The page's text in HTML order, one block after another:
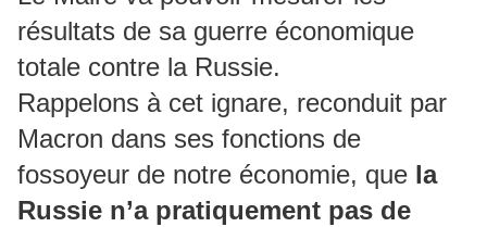
résultats de sa guerre économique
totale contre la Russie.
Rappelons à cet ignare, reconduit par
Macron dans ses fonctions de
fossoyeur de notre économie, que la
Russie n’a pratiquement pas de